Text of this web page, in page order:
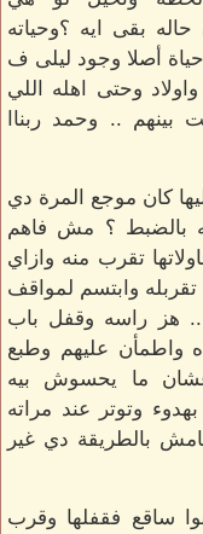
بقى ايه ؟وحياته
أصلا وجود ليلى ف
وحتى اهله اللي
.. وحمد ربناا
كان موجع المرة دي
بالضبط ؟ مش فاهم
تقرب منه وازاي
وابتسم لمواقف
.. هز راسه وقفل باب
واطمأن عليهم وطبع
ما يحسوش بيه
وتوتر عند مراته
بالطريقة دي غير
ساقع فقفلها وقرب